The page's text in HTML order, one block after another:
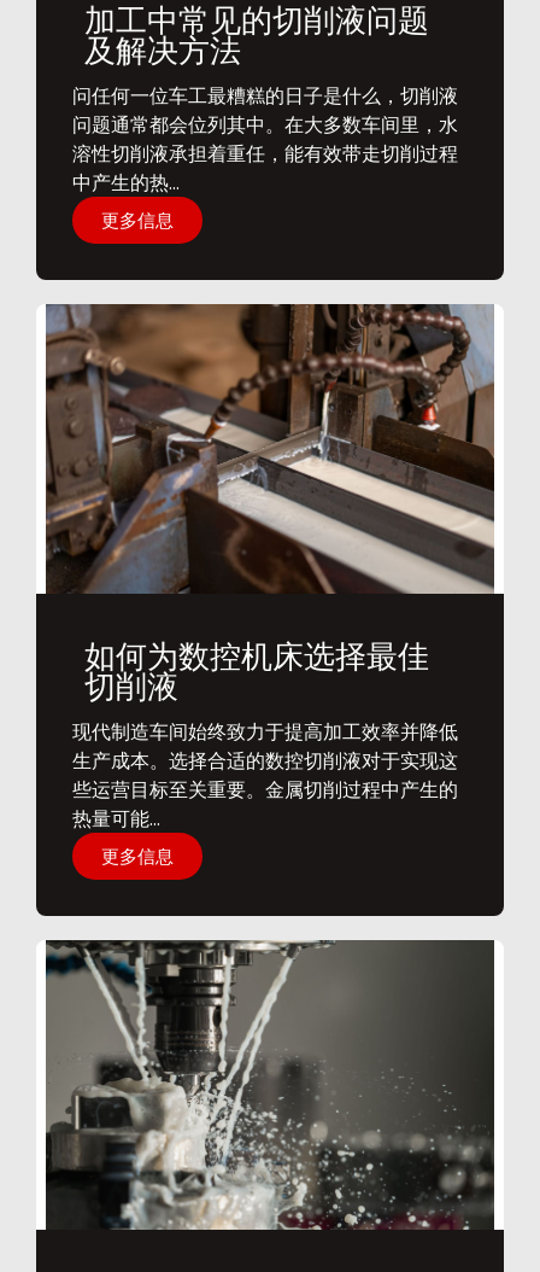
加工中常见的切削液问题
及解决方法
问任何一位车工最糟糕的日子是什么，切削液
问题通常都会位列其中。在大多数车间里，水
溶性切削液承担着重任，能有效带走切削过程
中产生的热...
更多信息
如何为数控机床选择最佳
切削液
​现代制造车间始终致力于提高加工效率并降低
生产成本。选择合适的数控切削液对于实现这
些运营目标至关重要。金属切削过程中产生的
热量可能...
更多信息